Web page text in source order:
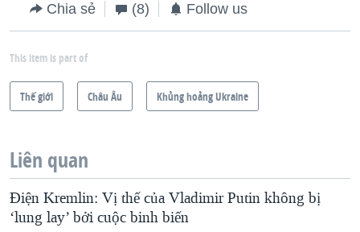
Chia sẻ (8) Follow us
This item is part of
Thế giới Châu Âu Khủng hoảng Ukraine
Liên quan
Điện Kremlin: Vị thế của Vladimir Putin không bị
‘lung lay’ bởi cuộc binh biến